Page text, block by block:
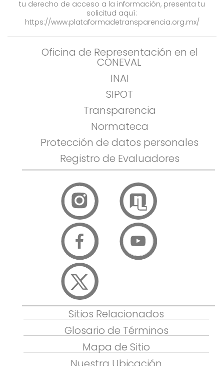
tu derecho de acceso a la información, presenta tu
solicitud aquí:
https://www.plataformadetransparencia.org.mx/
Oficina de Representación en el
CONEVAL
INAI
SIPOT
Transparencia
Normateca
Protección de datos personales
Registro de Evaluadores
Sitios Relacionados
Glosario de Términos
Mapa de Sitio